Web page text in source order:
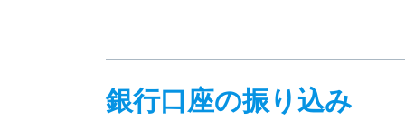
銀行口座の振り込み